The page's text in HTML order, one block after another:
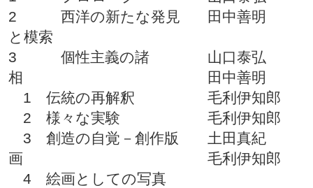
2 西洋の新たな発見
と模索
3 個性主義の諸
相
1 伝統の再解釈
2 様々な実験
3 創造の自覚－創作版
画
4 絵画としての写真
田中善明
山口泰弘
田中善明
毛利伊知郎
毛利伊知郎
土田真紀
毛利伊知郎